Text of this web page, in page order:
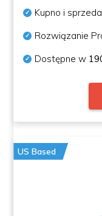
Kupno i
Rozwiązanie
Dostępne w
US Based